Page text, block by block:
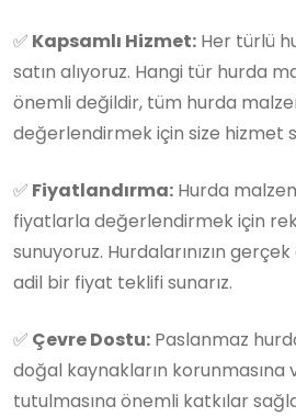
✅ Kapsamlı Hizmet: Her türlü
satın alıyoruz. Hangi tür hurda
önemli değildir, tüm hurda
değerlendirmek için size hizmet
✅ Fiyatlandırma: Hurda
fiyatlarla değerlendirmek için
sunuyoruz. Hurdalarınızın
adil bir fiyat teklifi sunarız.
✅ Çevre Dostu: Paslanmaz
doğal kaynakların korunmasına
tutulmasına önemli katkılar